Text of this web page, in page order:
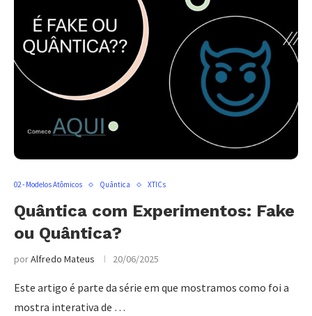
02 - Modelos Atômicos Quântica XTICs
Quântica com Experimentos: Fake
ou Quântica?
porAlfredo Mateus 20/06/2025
Este artigo é parte da série em que mostramos como foi a
mostra interativa de …